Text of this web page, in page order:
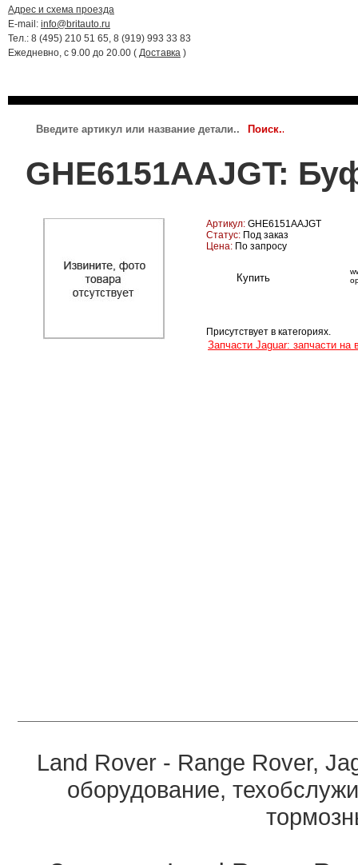
Адрес и схема проезда
E-mail: info@britauto.ru
Тел.: 8 (495) 210 51 65, 8 (919) 993 33 83
Ежедневно, с 9.00 до 20.00 ( Доставка )
GHE6151AAJGT:
Артикул: GHE6151AAJGT
Статус: Под заказ
Цена: По запросу
Присутствует в категориях.
Запчасти Jaguar: запчасти
Land Rover - Range Rover,
оборудование,